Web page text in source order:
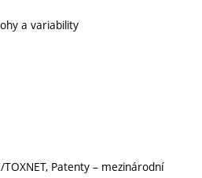
a variability
Patenty – mezinárodní